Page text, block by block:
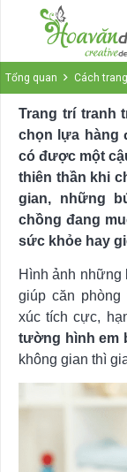
Tổng quan Cách
Trang trí tranh
chọn lựa hàng
có được một
thiên thần khi
gian, những
chồng đang
sức khỏe hay
Hình ảnh những
giúp căn phòng
xúc tích cực,
tường hình em
không gian thì